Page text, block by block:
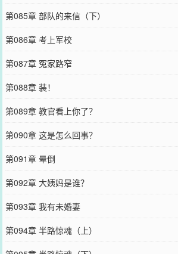
第085章 部队的来信（下）
第086章 考上军校
第087章 冤家路窄
第088章 装！
第089章 教官看上你了？
第090章 这是怎么回事？
第091章 晕倒
第092章 大姨妈是谁？
第093章 我有未婚妻
第094章 半路惊魂（上）